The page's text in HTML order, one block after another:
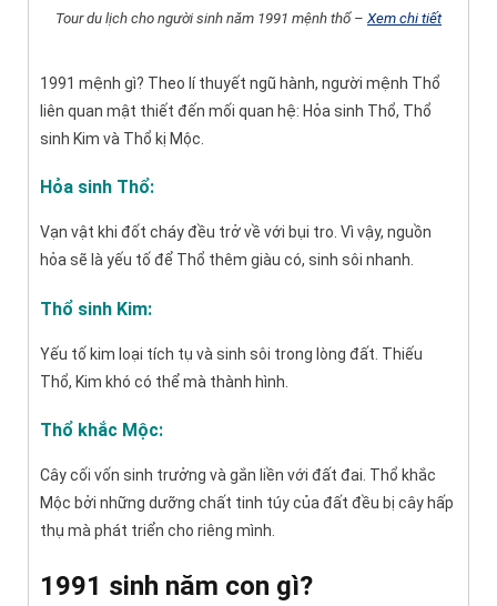
Tour du lịch cho người sinh năm 1991 mệnh thổ – Xem chi tiết
1991 mệnh gì? Theo lí thuyết ngũ hành, người mệnh Thổ
liên quan mật thiết đến mối quan hệ: Hỏa sinh Thổ, Thổ
sinh Kim và Thổ kị Mộc.
Hỏa sinh Thổ:
Vạn vật khi đốt cháy đều trở về với bụi tro. Vì vậy, nguồn
hỏa sẽ là yếu tố để Thổ thêm giàu có, sinh sôi nhanh.
Thổ sinh Kim:
Yếu tố kim loại tích tụ và sinh sôi trong lòng đất. Thiếu
Thổ, Kim khó có thể mà thành hình.
Thổ khắc Mộc:
Cây cối vốn sinh trưởng và gắn liền với đất đai. Thổ khắc
Mộc bởi những dưỡng chất tinh túy của đất đều bị cây hấp
thụ mà phát triển cho riêng mình.
1991 sinh năm con gì?